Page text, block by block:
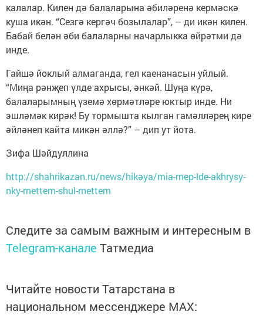
калалар. Килен дә балаларына әбиләренә кермәскә
куша икән. “Сезгә кергәч бозылалар”, – ди икән килен.
Бабай белән әби балаларны начарлыкка өйрәтми дә
инде.
Гайшә йоклый алмаганда, гел каенанасын уйлый.
“Миңа рәнҗеп үлде ахрысы, әнкәй. Шуңа күрә,
балаларымның үземә хөрмәтләре юктыр инде. Ни
эшләмәк кирәк! Бу тормышта кылган гамәлләрең кире
әйләнеп кайта микән әллә?” – дип ут йота.
Зифа Шәйдуллина
http://shahrikazan.ru/news/hikәya/mia-rnep-lde-akhrysy-
nky-rnettem-shul-rnettem
Следите за самым важным и интересным в
Telegram-канале Татмедиа
Читайте новости Татарстана в
национальном мессенджере MАХ: